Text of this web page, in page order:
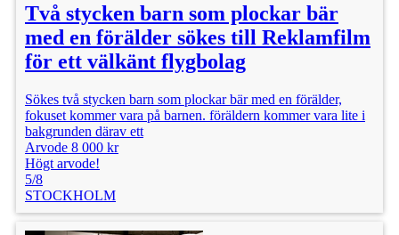
Två stycken barn som plockar bär
med en förälder sökes till Reklamfilm
för ett välkänt flygbolag
Sökes två stycken barn som plockar bär med en förälder,
fokuset kommer vara på barnen. föräldern kommer vara lite i
bakgrunden därav ett
Arvode 8 000 kr
Högt arvode!
5/8
STOCKHOLM